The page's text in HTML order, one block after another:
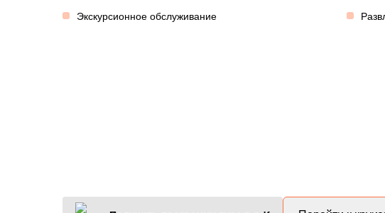
Экскурсионное обслуживание